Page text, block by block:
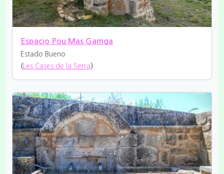
Espacio Pou Mas Garriga
Estado Bueno
( Les Cases de la Serra )